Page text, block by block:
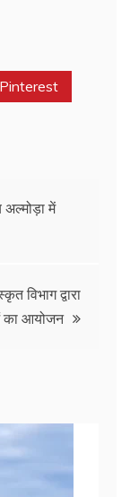
Pinterest
अल्मोड़ा में
विभाग द्वारा
का आयोजन